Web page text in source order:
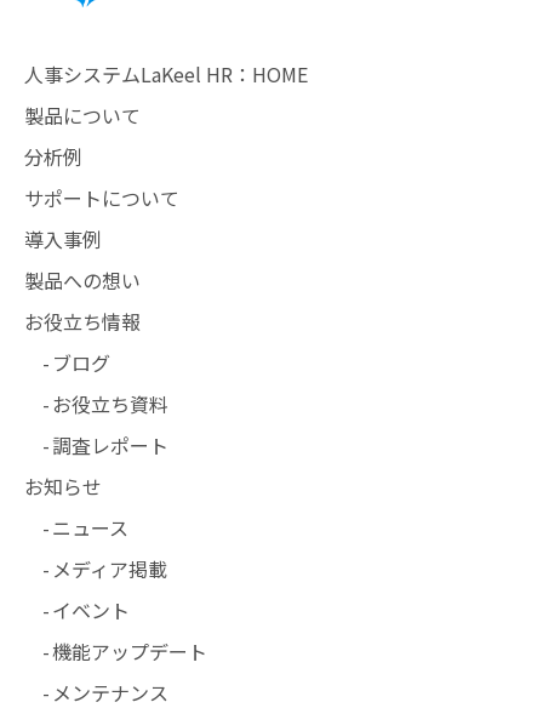
人事システムLaKeel HR：HOME
製品について
分析例
サポートについて
導入事例
製品への想い
お役立ち情報
ブログ
お役立ち資料
調査レポート
お知らせ
ニュース
メディア掲載
イベント
機能アップデート
メンテナンス